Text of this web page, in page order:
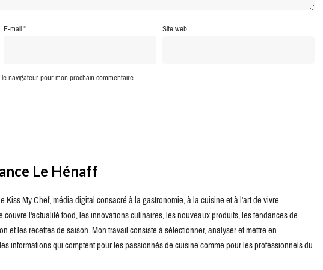
E-mail* Site web
navigateur pour mon prochain commentaire.
Le Hénaff
Kiss My Chef, média digital consacré à la gastronomie, à la cuisine et à l'art de vivre
couvre l'actualité food, les innovations culinaires, les nouveaux produits, les tendances de
et les recettes de saison. Mon travail consiste à sélectionner, analyser et mettre en
informations qui comptent pour les passionnés de cuisine comme pour les professionnels du